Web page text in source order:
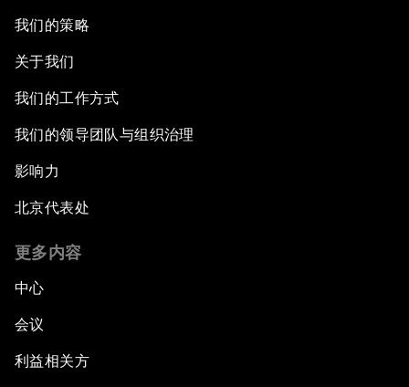
我们的策略
关于我们
我们的工作方式
我们的领导团队与组织治理
影响力
北京代表处
更多内容
中心
会议
利益相关方